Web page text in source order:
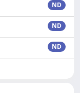
ND
ND
ND